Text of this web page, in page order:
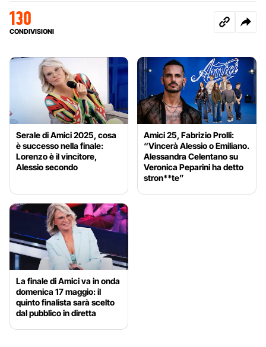
130
CONDIVISIONI
Serale di Amici 2025, cosa
è successo nella finale:
Lorenzo è il vincitore,
Alessio secondo
Amici 25, Fabrizio Prolli:
“Vincerà Alessio o Emiliano.
Alessandra Celentano su
Veronica Peparini ha detto
stron**te”
La finale di Amici va in onda
domenica 17 maggio: il
quinto finalista sarà scelto
dal pubblico in diretta